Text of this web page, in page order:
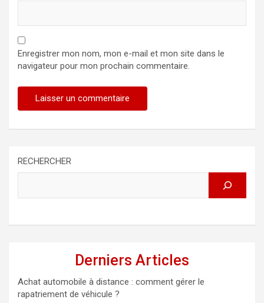
Enregistrer mon nom, mon e-mail et mon site dans le
navigateur pour mon prochain commentaire.
RECHERCHER
Derniers Articles
Achat automobile à distance : comment gérer le
rapatriement de véhicule ?